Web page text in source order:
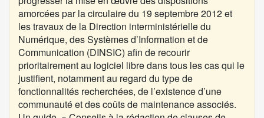
amorcées par lacirculaire du 19 septembre 2012et
les travaux de la Direction interministérielle du
Numérique, des Systèmes d’Information et de
Communication (DINSIC) afin de recourir
prioritairement au logiciel libre dans tous les cas qui le
justifient, notamment au regard du type de
fonctionnalités recherchées, de l’existence d’une
communauté et des coûts de maintenance associés.